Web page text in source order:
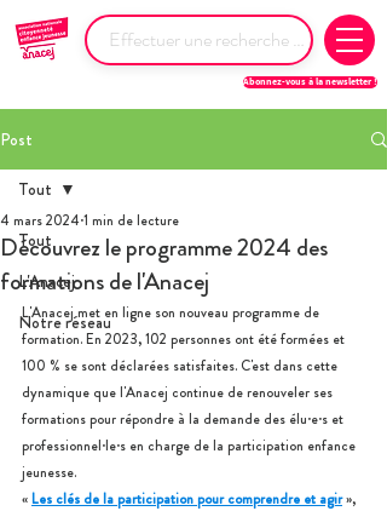
Abonnez-vous à la newsletter !
Post
Tout
L'Anacej
Notre réseau
Tout
Découvrez le programme 2024 des
formations de l'Anacej
4 mars 2024 1 min de lecture
L'Anacej met en ligne son nouveau programme de
formation. En 2023, 102 personnes ont été formées et
100 % se sont déclarées satisfaites. C'est dans cette
dynamique que l'Anacej continue de renouveler ses
formations pour répondre à la demande des élu·e·s et
professionnel·le·s en charge de la participation enfance
jeunesse.
« Les clés de la participation pour comprendre et agir »,